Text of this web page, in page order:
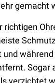
gemacht
richtigen
und
Sogar
verzichtet